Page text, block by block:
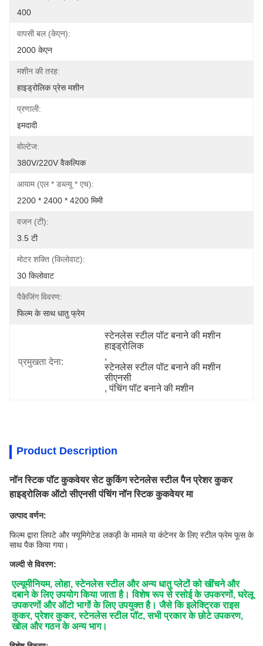
400
वापसी बल (केएन):
2000 केएन
मशीन की तरह:
हाइड्रोलिक प्रेस मशीन
प्रणाली:
इमदादी
वोल्टेज:
380V/220V वैकल्पिक
आयाम (एल * डब्ल्यू * एच):
2200 * 2400 * 4200 मिमी
वजन (टी):
3.5 टी
मोटर शक्ति (किलोवाट):
30 किलोवाट
पैकेजिंग विवरण:
फिल्म के साथ धातु फ्रेम
प्रमुखता देना:
स्टेनलेस स्टील पॉट बनाने की मशीन
हाइड्रोलिक
,
स्टेनलेस स्टील पॉट बनाने की मशीन
सीएनसी
, पंचिंग पॉट बनाने की मशीन
Product Description
नॉन स्टिक पॉट कुकवेयर सेट कुकिंग स्टेनलेस स्टील पैन प्रेशर कुकर
हाइड्रोलिक ऑटो सीएनसी पंचिंग नॉन स्टिक कुकवेयर मा
उत्पाद वर्णन:
फिल्म द्वारा लिपटे और फ्यूमिगेटेड लकड़ी के मामले या कंटेनर के लिए स्टील फ्रेम फूस के
साथ पैक किया गया।
जल्दी से विवरण:
एल्यूमीनियम, लोहा, स्टेनलेस स्टील और अन्य धातु प्लेटों को खींचने और
दबाने के लिए उपयोग किया जाता है। विशेष रूप से रसोई के उपकरणों, घरेलू
उपकरणों और ऑटो भागों के लिए उपयुक्त है। जैसे कि इलेक्ट्रिक राइस
कुकर, प्रेशर कुकर, स्टेनलेस स्टील पॉट, सभी प्रकार के छोटे उपकरण,
खोल और गठन के अन्य भाग।